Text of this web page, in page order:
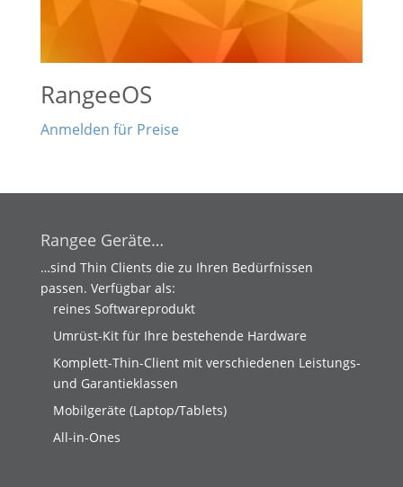
RangeeOS
Anmelden für Preise
Rangee Geräte…
…sind Thin Clients die zu Ihren Bedürfnissen
passen. Verfügbar als:
reines Softwareprodukt
Umrüst-Kit für Ihre bestehende Hardware
Komplett-Thin-Client mit verschiedenen Leistungs-
und Garantieklassen
Mobilgeräte (Laptop/Tablets)
All-in-Ones